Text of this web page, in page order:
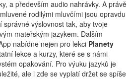
a především audio nahrávky. A právě
rodilými mluvčími jsou opravdu
výslovnost tak, aby tvoje
mateřským jazykem. Dalším
nabídne nejen pro lekci Planety
lekce a kurzy, které se s námi
opakování. Pro výuku jazyků je
ale i zde se vyplatí držet se spíše